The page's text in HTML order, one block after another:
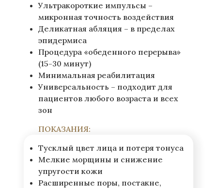
Ультракороткие импульсы –
микронная точность воздействия
Деликатная абляция – в пределах
эпидермиса
Процедура «обеденного перерыва»
(15-30 минут)
Минимальная реабилитация
Универсальность – подходит для
пациентов любого возраста и всех
зон
ПОКАЗАНИЯ:
Тусклый цвет лица и потеря тонуса
Мелкие морщины и снижение
упругости кожи
Расширенные поры, постакне,